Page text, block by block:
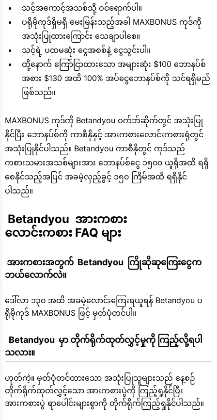
သင့်အကောင့်အသစ်သို့ ဝင်ရောက်ပါ။
ပရိုမိုကုဒ်ရှိမရှိ မေးမြန်းသည့်အခါ MAXBONUS ကုဒ်ကို
အသုံးပြုထားကြောင်း သေချာပါစေ။
သင့်ရဲ့ ပထမဆုံး ငွေအစစ်နဲ့ ငွေသွင်းပါ။
ထို့နောက် ကြော်ငြာထားသော အများဆုံး $100 ဘောနပ်စ်
အစား $130 အထိ 100% အပ်ငွေဘောနပ်စ်ကို သင်ရရှိမည်
ဖြစ်သည်။
MAXBONUS ကုဒ်ကို Betandyou ဝက်ဘ်ဆိုက်တွင် အသုံးပြု
နိုင်ပြီး ဘောနပ်စ်ကို ကာစီနိုနှင့် အားကစားလောင်းကစားရုံတွင်
အသုံးပြုနိုင်ပါသည်။ Betandyou ကာစီနိုတွင် ကုဒ်သည်
ကစားသမားအသစ်များအား ဘောနပ်စ်ငွေ ၁၅၀၀ ယူရိုအထိ ရရှိ
စေနိုင်သည့်အပြင် အခမဲ့လှည့်ခွင့် ၁၅၀ ကြိမ်အထိ ရရှိနိုင်
ပါသည်။
လောင်းကစား FAQ များ
ဘယ်လောက်လဲ။
ဒေါ်လာ ၁၃၀ အထိ အခမဲ့လောင်းကြေးရယူရန် Betandyou ပ
ရိုမိုကုဒ် MAXBONUS ဖြင့် မှတ်ပုံတင်ပါ။
သလား။
ဟုတ်ကဲ့။ မှတ်ပုံတင်ထားသော အသုံးပြုသူများသည် နေ့စဉ်
တိုက်ရိုက်ထုတ်လွှင့်သော အားကစားပွဲကို ကြည့်ရှုနိုင်ပြီး
အားကစားပွဲ ရာပေါင်းများစွာကို တိုက်ရိုက်ကြည့်ရှုနိုင်ပါသည်။